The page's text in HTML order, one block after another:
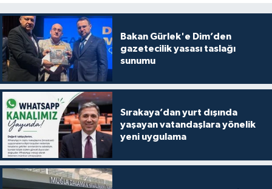
Bakan Gürlek'e Dim’den
gazetecilik yasası taslağı
sunumu
Sırakaya’dan yurt dışında
yaşayan vatandaşlara yönelik
yeni uygulama